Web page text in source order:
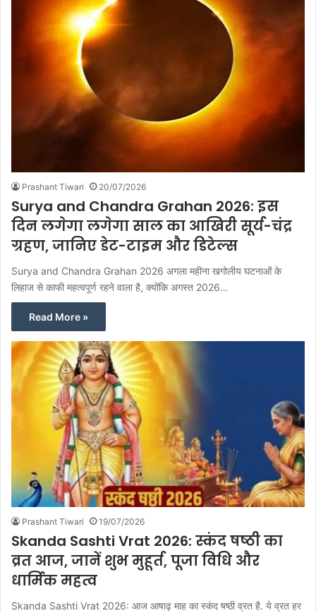
Prashant Tiwari 20/07/2026
Surya and Chandra Grahan 2026: इस
दिन लगेगा लगेगा साल का आखिरी सूर्य-चंद्र
ग्रहण, जानिए डेट-टाइम और डिटेल्स
Surya and Chandra Grahan 2026 अगला महीना खगोलीय घटनाओं के
लिहाज से काफी महत्वपूर्ण रहने वाला है, क्योंकि अगस्त 2026…
Read More »
Prashant Tiwari 19/07/2026
Skanda Sashti Vrat 2026: स्कंद षष्ठी का
व्रत आज, जानें शुभ मुहूर्त, पूजा विधि और
धार्मिक महत्व
Skanda Sashti Vrat 2026: आज आषाढ़ माह का स्कंद षष्ठी व्रत है. ये व्रत हर